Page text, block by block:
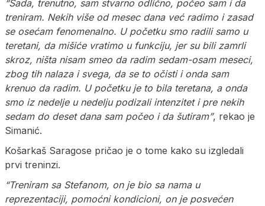
“Sada, trenutno, sam stvarno odlično, počeo sam i da
treniram. Nekih više od mesec dana već radimo i zasad
se osećam fenomenalno. U početku smo radili samo u
teretani, da mišiće vratimo u funkciju, jer su bili zamrli
skroz, ništa nisam smeo da radim sedam-osam meseci,
zbog tih nalaza i svega, da se to očisti i onda sam
krenuo da radim. U početku je to bila teretana, a onda
smo iz nedelje u nedelju podizali intenzitet i pre nekih
sedam do deset dana sam počeo i da šutiram”, rekao je
Simanić.
Košarkaš Saragose pričao je o tome kako su izgledali
prvi treninzi.
“Treniram sa Stefanom, on je bio sa nama u
reprezentaciji, pomoćni kondicioni, on je posvećen